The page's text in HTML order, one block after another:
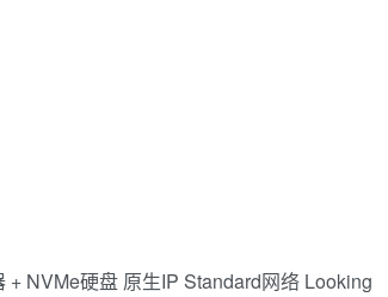
NVMe硬盘 原生IP Standard网络 Looking